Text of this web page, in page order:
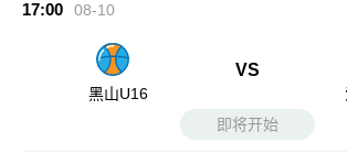
17:00 08-10
黑山U16
VS
即将开始